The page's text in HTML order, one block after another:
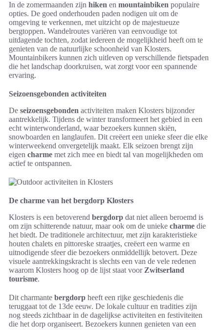
In de zomermaanden zijn hiken en mountainbiken populaire
opties. De goed onderhouden paden nodigen uit om de
omgeving te verkennen, met uitzicht op de majestueuze
bergtoppen. Wandelroutes variëren van eenvoudige tot
uitdagende tochten, zodat iedereen de mogelijkheid heeft om te
genieten van de natuurlijke schoonheid van Klosters.
Mountainbikers kunnen zich uitleven op verschillende fietspaden
die het landschap doorkruisen, wat zorgt voor een spannende
ervaring.
Seizoensgebonden activiteiten
De seizoensgebonden activiteiten maken Klosters bijzonder
aantrekkelijk. Tijdens de winter transformeert het gebied in een
echt winterwonderland, waar bezoekers kunnen skiën,
snowboarden en langlaufen. Dit creëert een unieke sfeer die elke
winterweekend onvergetelijk maakt. Elk seizoen brengt zijn
eigen charme met zich mee en biedt tal van mogelijkheden om
actief te ontspannen.
De charme van het bergdorp Klosters
Klosters is een betoverend bergdorp dat niet alleen beroemd is
om zijn schitterende natuur, maar ook om de unieke charme die
het biedt. De traditionele architectuur, met zijn karakteristieke
houten chalets en pittoreske straatjes, creëert een warme en
uitnodigende sfeer die bezoekers onmiddellijk betovert. Deze
visuele aantrekkingskracht is slechts een van de vele redenen
waarom Klosters hoog op de lijst staat voor Zwitserland
tourisme.
Dit charmante bergdorp heeft een rijke geschiedenis die
teruggaat tot de 13de eeuw. De lokale cultuur en tradities zijn
nog steeds zichtbaar in de dagelijkse activiteiten en festiviteiten
die het dorp organiseert. Bezoekers kunnen genieten van een